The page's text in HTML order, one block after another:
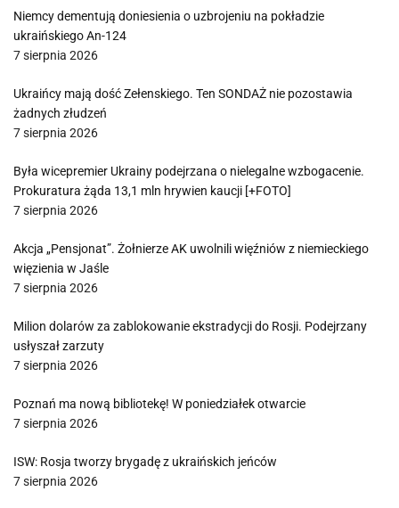
Niemcy dementują doniesienia o uzbrojeniu na pokładzie
ukraińskiego An-124
7 sierpnia 2026
Ukraińcy mają dość Zełenskiego. Ten SONDAŻ nie pozostawia
żadnych złudzeń
7 sierpnia 2026
Była wicepremier Ukrainy podejrzana o nielegalne wzbogacenie.
Prokuratura żąda 13,1 mln hrywien kaucji [+FOTO]
7 sierpnia 2026
Akcja „Pensjonat”. Żołnierze AK uwolnili więźniów z niemieckiego
więzienia w Jaśle
7 sierpnia 2026
Milion dolarów za zablokowanie ekstradycji do Rosji. Podejrzany
usłyszał zarzuty
7 sierpnia 2026
Poznań ma nową bibliotekę! W poniedziałek otwarcie
7 sierpnia 2026
ISW: Rosja tworzy brygadę z ukraińskich jeńców
7 sierpnia 2026